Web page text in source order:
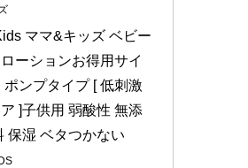
ママ&キッズ ベビー
ーションお得用サイ
ポンプタイプ [ 低刺激
]子供用 弱酸性 無添
保湿 ベタつかない